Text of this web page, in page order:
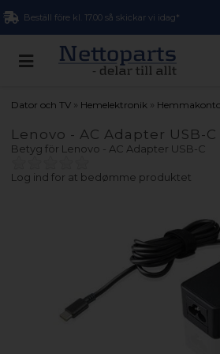
Beställ före kl. 17.00 så skickar vi idag*
Dator och TV » Hemelektronik »
Lenovo - AC Adapter USB-C
Betyg för Lenovo - AC Adapter USB-C
Log ind for at bedømme produktet